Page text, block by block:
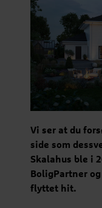
Vi ser at du
side som
Skalahus ble i
BoligPartner
flyttet hit.